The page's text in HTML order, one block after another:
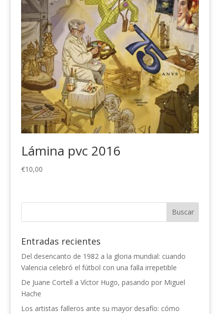
Lámina pvc 2016
€10,00
Entradas recientes
Del desencanto de 1982 a la gloria mundial: cuando
Valencia celebró el fútbol con una falla irrepetible
De Juane Cortell a Víctor Hugo, pasando por Miguel
Hache
Los artistas falleros ante su mayor desafío: cómo